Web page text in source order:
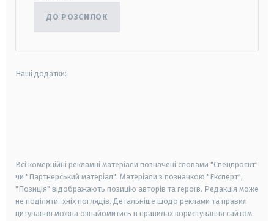
ДО РОЗСИЛОК
Наші додатки:
Всі комерційні рекламні матеріали позначені словами "Спецпроєкт"
чи "Партнерський матеріал". Матеріали з позначкою "Експерт",
"Позиція" відображають позицію авторів та героїв. Редакція може
не поділяти їхніх поглядів. Детальніше щодо реклами та правил
цитування можна ознайомитись в правилах користування сайтом.